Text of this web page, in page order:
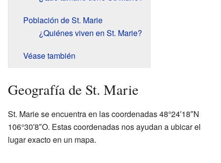
Población de St. Marie
¿Quiénes viven en St. Marie?
Véase también
Geografía de St. Marie
St. Marie se encuentra en las coordenadas 48°24′18″N
106°30′8″O. Estas coordenadas nos ayudan a ubicar el
lugar exacto en un mapa.